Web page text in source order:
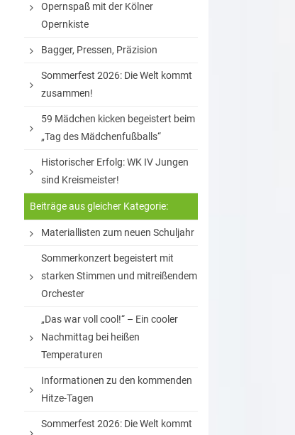
Opernspaß mit der Kölner
Opernkiste
Bagger, Pressen, Präzision
Sommerfest 2026: Die Welt kommt
zusammen!
59 Mädchen kicken begeistert beim
„Tag des Mädchenfußballs“
Historischer Erfolg: WK IV Jungen
sind Kreismeister!
Beiträge aus gleicher Kategorie:
Materiallisten zum neuen Schuljahr
Sommerkonzert begeistert mit
starken Stimmen und mitreißendem
Orchester
„Das war voll cool!“ – Ein cooler
Nachmittag bei heißen
Temperaturen
Informationen zu den kommenden
Hitze-Tagen
Sommerfest 2026: Die Welt kommt